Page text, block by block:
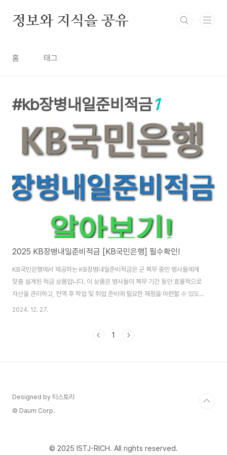
정보와 지식을 공유
홈 태그
kb장병내일준비적금1
2025 KB장병내일준비적금 [KB국민은행] 필수확인!
KB국민은행에서 제공하는 KB장병내일준비적금은 군 복무 중인 병사들에게
맞춤 설계된 적금 상품입니다. 이 상품은 병사들이 복무 기간 동안 효율적으로
자산을 관리하고, 전역 후 학업 및 취업 준비에 필요한 재정을 마련할 수 있도록
돕습니다. 다양한 우대금리와 정부 지원 혜택이 포함되어, 군 복무 중 가장 큰
신 분들은 이전 글을 확인하시는 것을 추천 드립니다.장병내일준비적금 가입조
2024. 12. 27.
1
Designed by 티스토리
© Daum Corp.
© 2025 ISTJ-RICH. All rights reserved.